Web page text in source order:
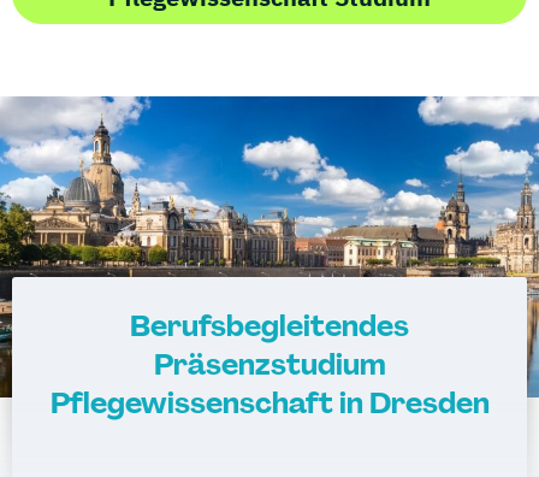
Berufsbegleitendes
Präsenzstudium
Pflegewissenschaft in Dresden